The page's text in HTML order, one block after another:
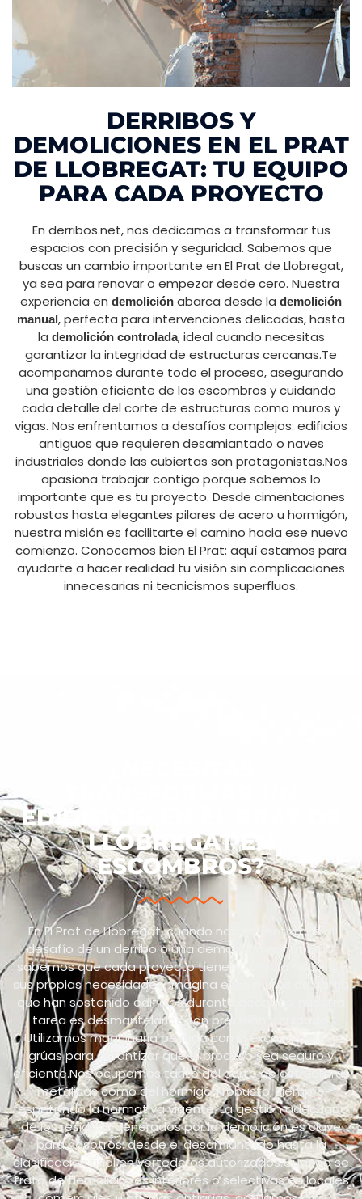
DERRIBOS Y
DEMOLICIONES EN EL PRAT
DE LLOBREGAT: TU EQUIPO
PARA CADA PROYECTO
En derribos.net, nos dedicamos a transformar tus
espacios con precisión y seguridad. Sabemos que
buscas un cambio importante en El Prat de Llobregat,
ya sea para renovar o empezar desde cero. Nuestra
experiencia en demolición abarca desde la demolición
manual, perfecta para intervenciones delicadas, hasta
la demolición controlada, ideal cuando necesitas
garantizar la integridad de estructuras cercanas.Te
acompañamos durante todo el proceso, asegurando
una gestión eficiente de los escombros y cuidando
cada detalle del corte de estructuras como muros y
vigas. Nos enfrentamos a desafíos complejos: edificios
antiguos que requieren desamiantado o naves
industriales donde las cubiertas son protagonistas.Nos
apasiona trabajar contigo porque sabemos lo
importante que es tu proyecto. Desde cimentaciones
robustas hasta elegantes pilares de acero u hormigón,
nuestra misión es facilitarte el camino hacia ese nuevo
comienzo. Conocemos bien El Prat: aquí estamos para
ayudarte a hacer realidad tu visión sin complicaciones
innecesarias ni tecnicismos superfluos.
EDIDIFICIO EN EL PRAT DE
LLOBREGAT EN
ESCOMBROS?
En El Prat de Llobregat, cuando nos enfrentamos al
desafío de un derribo o una demolición controlada,
sabemos que cada proyecto tiene su propia historia y
sus propias necesidades. Imagina esos muros de carga
que han sostenido edificios durante décadas: nuestra
tarea es desmantelarlos con precisión y cuidado.
Utilizamos maquinaria pesada como excavadoras y
grúas para garantizar que el proceso sea seguro y
eficiente.Nos ocupamos tanto del corte de estructuras
metálicas como del hormigón robusto, siempre
respetando la normativa vigente. La gestión adecuada
de los residuos generados por la demolición es clave
para nosotros: desde el desamiantado hasta la
clasificación final en vertederos autorizados.Cuando se
trata de demoliciones interiores o selectivas en locales